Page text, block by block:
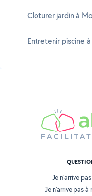
Cloturer jardin à
Entretenir piscine
Je n'arrive
Je n'arrive pas